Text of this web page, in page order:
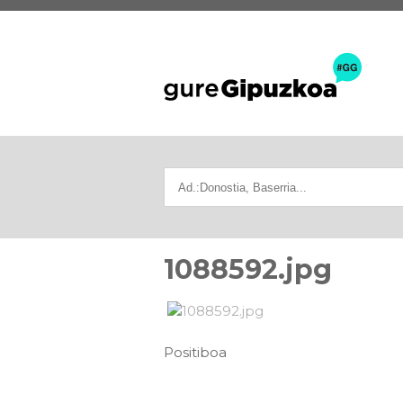
1088592.jpg
Positiboa